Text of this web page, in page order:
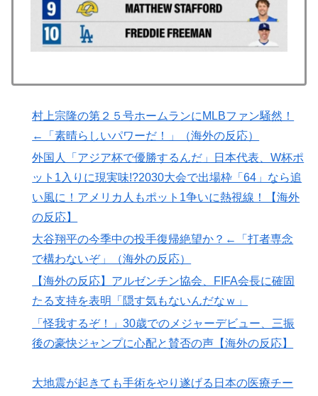
日本「俺は有名な武士の家系だけど世界のみんなは先祖
に偉人っている？」
フランス人「欲張りすぎだ」中村敬斗、ランス残留の可
音がこれ！【海外の反応】
抜けるように注射していたものがこちら…」→「恥ずか
しい…（ﾌﾞﾙﾌﾞﾙ」＝韓国の反応
▶ 軽飛行機が屋根すれすれを抜けて飛行場へ、車輪を出さ
ないまま胴体着陸「これよりひどい着陸なら山ほど見て
きた」【海外の反応】
▶ イチローさん「僕は本を読まない。好きなアニメはドラ
ゴンボール」【海外の反応】
▶ 海外「海外発祥なのに、今では日本で定着してるものっ
て何？その逆も教えて！」（海外の反応）
▶ 韓国人「日本メディアが2002年ワールドカップ韓国準
決勝も調査すべきと主張！」→「英国メディアも一斉に
指摘‥」
した極限の中の日本人の姿に世界が衝撃
村上宗隆の第２５号ホームランにMLBファン騒然！
←「素晴らしいパワーだ！」（海外の反応）
外国人「アジア杯で優勝するんだ」日本代表、W杯ポ
ット1入りに現実味!?2030大会で出場枠「64」なら追
い風に！アメリカ人もポット1争いに熱視線！【海外
の反応】
大谷翔平の今季中の投手復帰絶望か？←「打者専念
で構わないぞ」（海外の反応）
【海外の反応】アルゼンチン協会、FIFA会長に確固
たる支持を表明「隠す気もないんだなｗ」
「怪我するぞ！」30歳でのメジャーデビュー、三振
後の豪快ジャンプに心配と賛否の声【海外の反応】
大地震が起きても手術をやり遂げる日本の医療チー